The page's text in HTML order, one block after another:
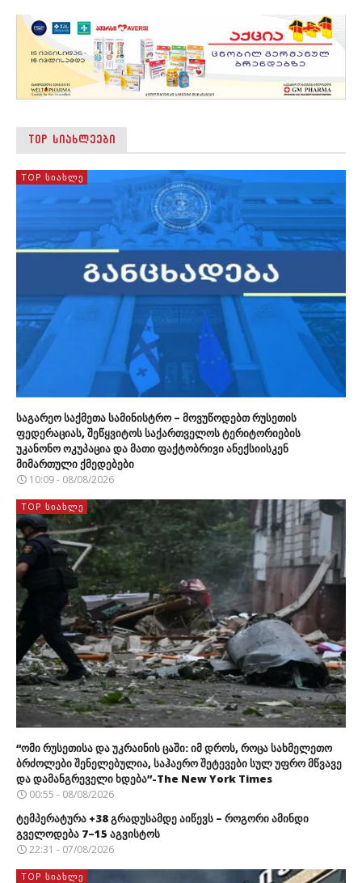
TOP ᲡᲘᲐᲮᲚᲔᲔᲑᲘ
TOP ᲡᲘᲐᲮᲚᲔ
საგარეო საქმეთა სამინისტრო – მოვუწოდებთ რუსეთის
ფედერაციას, შეწყვიტოს საქართველოს ტერიტორიების
უკანონო ოკუპაცია და მათი ფაქტობრივი ანექსიისკენ
მიმართული ქმედებები
10:09 - 08/08/2026
TOP ᲡᲘᲐᲮᲚᲔ
“ომი რუსეთისა და უკრაინის ცაში: იმ დროს, როცა სახმელეთო
ბრძოლები შენელებულია, საჰაერო შეტევები სულ უფრო მწვავე
და დამანგრეველი ხდება”-The New York Times
00:55 - 08/08/2026
ტემპერატურა +38 გრადუსამდე აიწევს – როგორი ამინდი
გველოდება 7–15 აგვისტოს
22:31 - 07/08/2026
TOP ᲡᲘᲐᲮᲚᲔ